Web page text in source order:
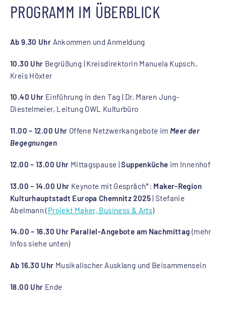
PROGRAMM IM ÜBERBLICK
Ab 9.30 Uhr Ankommen und Anmeldung
10.30 Uhr Begrüßung | Kreisdirektorin Manuela Kupsch,
Kreis Höxter
10.40 Uhr Einführung in den Tag | Dr. Maren Jung-
Diestelmeier, Leitung OWL Kulturbüro
11.00 – 12.00 Uhr Offene Netzwerkangebote im Meer der
Begegnungen
12.00 – 13.00 Uhr Mittagspause |Suppenküche im Innenhof
13.00 – 14.00 Uhr Keynote mit Gespräch*: Maker-Region
Kulturhauptstadt Europa Chemnitz 2025| Stefanie
Abelmann (Projekt Maker, Business & Arts)
14.00 – 16.30 Uhr Parallel-Angebote am Nachmittag (mehr
Infos siehe unten)
Ab 16.30 Uhr Musikalischer Ausklang und Beisammensein
18.00 Uhr Ende